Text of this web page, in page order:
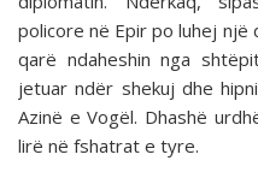
policore në Epir po luhej
qarë ndaheshin nga
jetuar ndër shekuj dhe
Azinë e Vogël. Dhashë
lirë në fshatrat e tyre.